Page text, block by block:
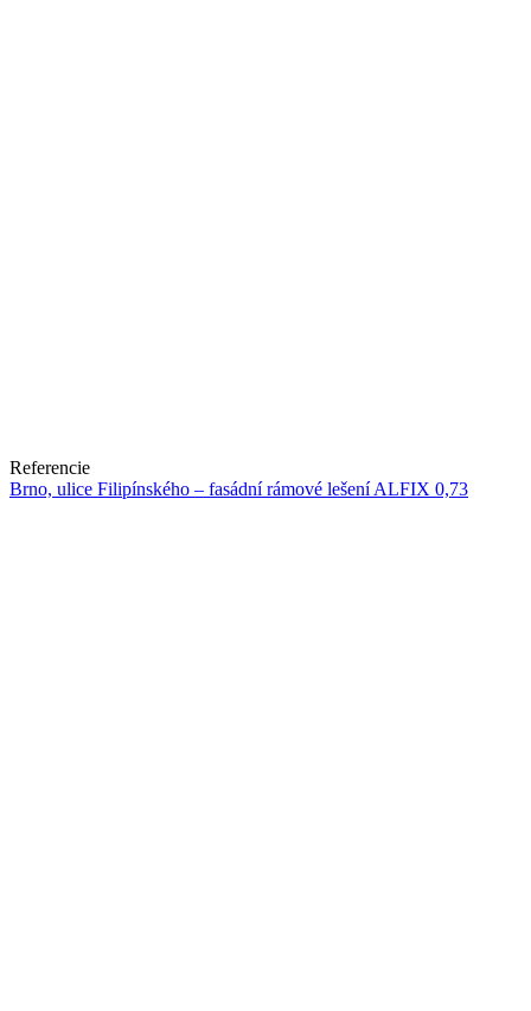
Referencie
Brno, ulice Filipínského – fasádní rámové lešení ALFIX 0,73